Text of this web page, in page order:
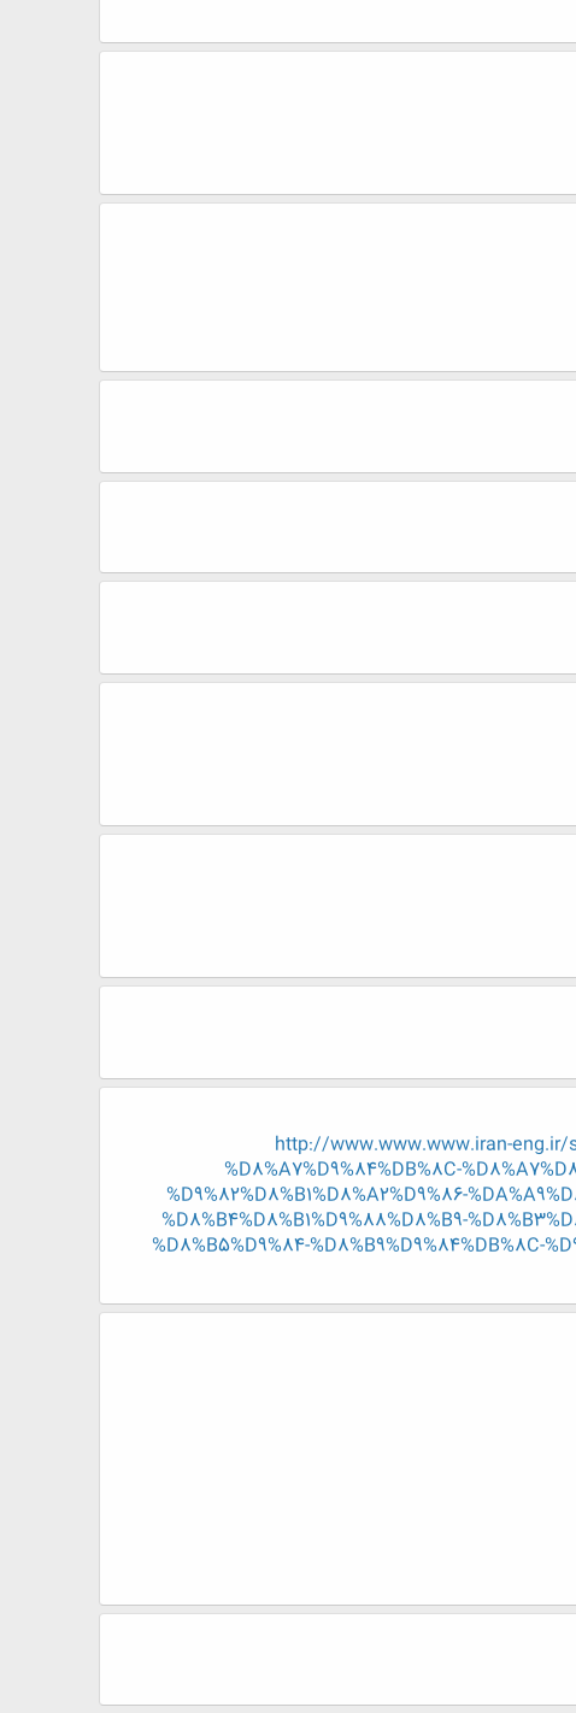
http://www.www.www.iran-eng.ir/
%D8%A7%D9%84%DB%8C-
%D9%82%D8%B1%D8%A2%D9%86-
%D8%B4%D8%B1%D9%88%D8%B9-
%D8%B5%D9%84-%D8%B9%D9%84%DB%8C-